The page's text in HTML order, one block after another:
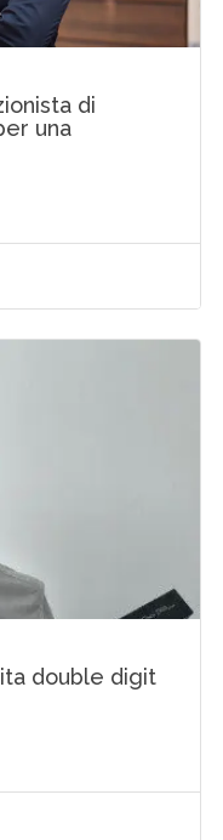
di
una
double digit